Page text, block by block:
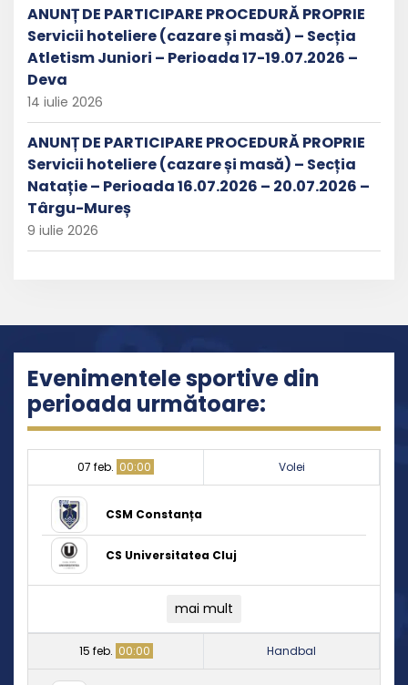
ANUNȚ DE PARTICIPARE PROCEDURĂ PROPRIE
Servicii hoteliere (cazare și masă) – Secția
Atletism Juniori – Perioada 17-19.07.2026 –
Deva
14 iulie 2026
ANUNȚ DE PARTICIPARE PROCEDURĂ PROPRIE
Servicii hoteliere (cazare și masă) – Secția
Natație – Perioada 16.07.2026 – 20.07.2026 –
Târgu-Mureș
9 iulie 2026
Evenimentele sportive din
perioada următoare:
07 feb. 00:00 Volei
CSM Constanța
CS Universitatea Cluj
mai mult
15 feb. 00:00 Handbal